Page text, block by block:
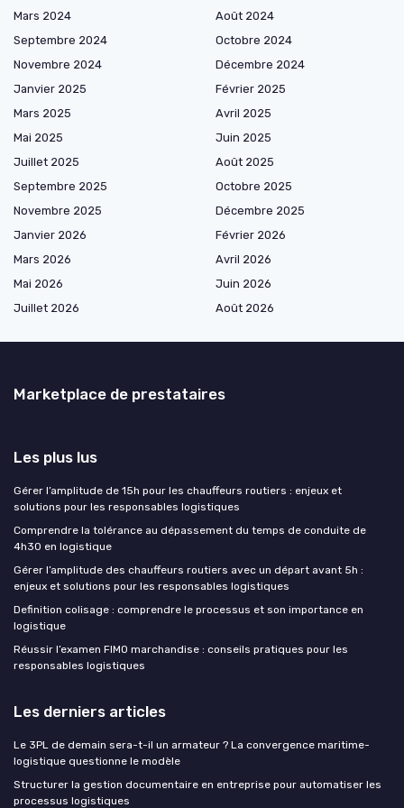
Mars 2024
Août 2024
Septembre 2024
Octobre 2024
Novembre 2024
Décembre 2024
Janvier 2025
Février 2025
Mars 2025
Avril 2025
Mai 2025
Juin 2025
Juillet 2025
Août 2025
Septembre 2025
Octobre 2025
Novembre 2025
Décembre 2025
Janvier 2026
Février 2026
Mars 2026
Avril 2026
Mai 2026
Juin 2026
Juillet 2026
Août 2026
Marketplace de prestataires
Les plus lus
Gérer l’amplitude de 15h pour les chauffeurs routiers : enjeux et
solutions pour les responsables logistiques
Comprendre la tolérance au dépassement du temps de conduite de
4h30 en logistique
Gérer l’amplitude des chauffeurs routiers avec un départ avant 5h :
enjeux et solutions pour les responsables logistiques
Definition colisage : comprendre le processus et son importance en
logistique
Réussir l’examen FIMO marchandise : conseils pratiques pour les
responsables logistiques
Les derniers articles
Le 3PL de demain sera-t-il un armateur ? La convergence maritime-
logistique questionne le modèle
Structurer la gestion documentaire en entreprise pour automatiser les
processus logistiques